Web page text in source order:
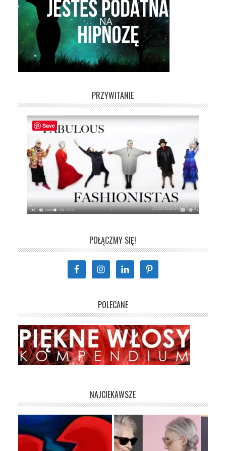
PRZYWITANIE
POŁĄCZMY SIĘ!
POLECANE
NAJCIEKAWSZE
Save